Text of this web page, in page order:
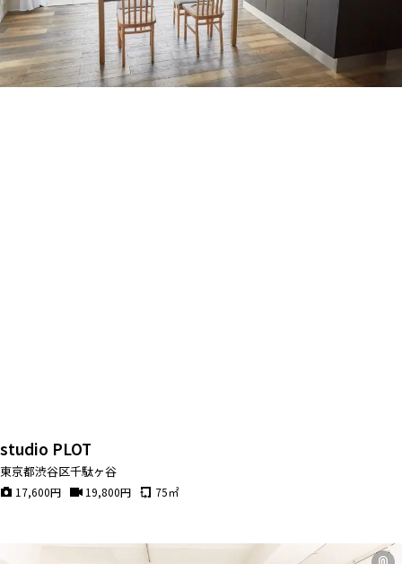
studio PLOT
東京都渋谷区千駄ヶ谷
17,600円 19,800円 75㎡